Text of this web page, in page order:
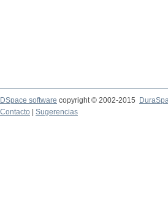
DSpace software copyright © 2002-2015
Contacto
Sugerencias